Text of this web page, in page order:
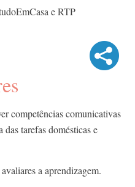
e RTP
competências comunicativas
das tarefas domésticas e
a aprendizagem.